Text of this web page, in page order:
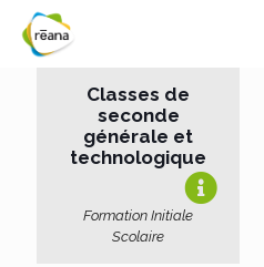
Classes de
seconde
générale et
technologique
Formation Initiale
Scolaire